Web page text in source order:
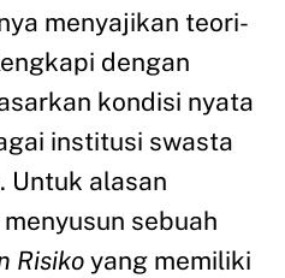
menyajikan teori-
dengan
kondisi nyata
institusi swasta
Untuk alasan
sebuah
Risikoyang memiliki